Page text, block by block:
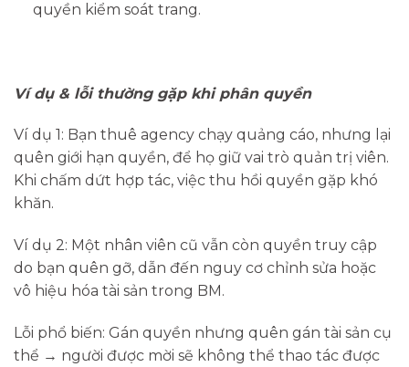
quyền kiểm soát trang.
Ví dụ & lỗi thường gặp khi phân quyền
Ví dụ 1: Bạn thuê agency chạy quảng cáo, nhưng lại
quên giới hạn quyền, để họ giữ vai trò quản trị viên.
Khi chấm dứt hợp tác, việc thu hồi quyền gặp khó
khăn.
Ví dụ 2: Một nhân viên cũ vẫn còn quyền truy cập
do bạn quên gỡ, dẫn đến nguy cơ chỉnh sửa hoặc
vô hiệu hóa tài sản trong BM.
Lỗi phổ biến: Gán quyền nhưng quên gán tài sản cụ
thể → người được mời sẽ không thể thao tác được